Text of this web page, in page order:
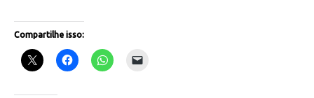
Compartilhe isso: